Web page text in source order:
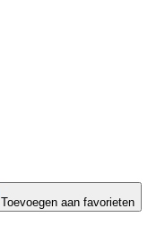
Toevoegen aan favorieten